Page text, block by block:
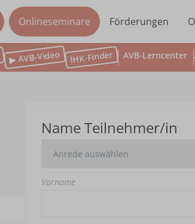
Onlineseminare Förderungen
▶ AVB-Video IHK-Finder AVB-Lerncenter
Name Teilnehmer/in
Vorname